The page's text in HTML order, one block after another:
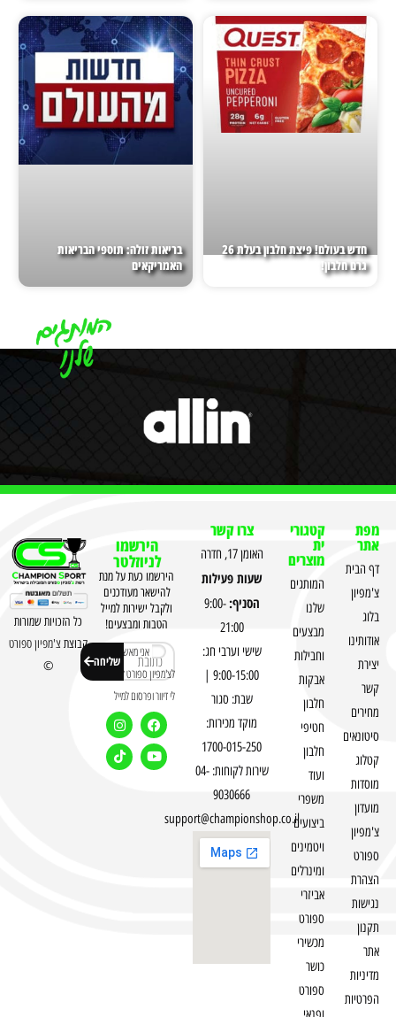
חדש בעולם! פיצת חלבון בעלת 26
גרם חלבון!
בריאות זולה: תוספי הבריאות
האמריקאים
מפת
אתר
דף הבית
צ'מפיון
בלוג
אודותינו
יצירת
קשר
מחירים
סיטונאים
קטלוג
מוסדות
מועדון
צ'מפיון
ספורט
הצהרת
נגישות
תקנון
אתר
מדיניות
הפרטיות
קטגורי
ית
מוצרים
המותגים
שלנו
מבצעים
וחבילות
אבקות
חלבון
חטיפי
חלבון
ועוד
משפרי
ביצועים
ויטמינים
ומינרלים
אביזרי
ספורט
מכשירי
כושר
ספורט
צרו קשר
האומן 17, חדרה
שעות פעילות
הסניף:9:00-
21:00
שישי וערבי חג:
9:00-15:00 |
שבת: סגור
מוקד מכירות:
1700-015-250
שירות לקוחות: 04-
9030666
support@championshop.co.il
הירשמו
לניוזלטר
הירשמו כעת על מנת
להישאר מעודכנים
ולקבל ישירות למייל
הטבות ומבצעים!
אני מאשר
לצ'מפיון ספורט לשלוח
לי דיוור ופרסום למייל
שליחה
כל הזכויות שמורות
קבוצתצ'מפיון ספורט
©